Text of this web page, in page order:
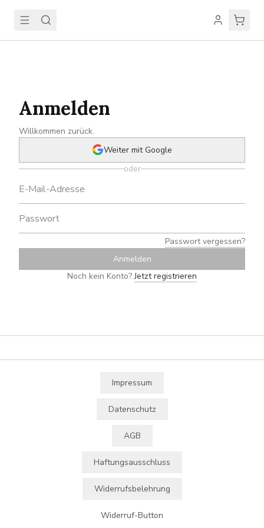
Anmelden
Willkommen zurück.
Weiter mit Google
oder
Passwort vergessen?
Anmelden
Noch kein Konto? Jetzt registrieren
Impressum
Datenschutz
AGB
Haftungsausschluss
Widerrufsbelehrung
Widerruf-Button